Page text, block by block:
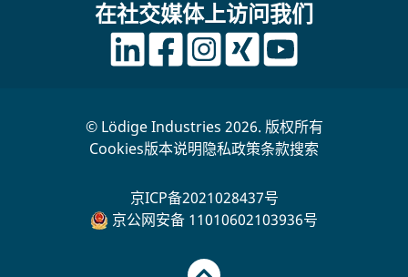
在社交媒体上访问我们
© Lödige Industries 2026. 版权所有
Cookies版本说明隐私政策条款搜索
京ICP备2021028437号
京公网安备 11010602103936号